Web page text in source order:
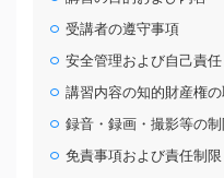
受講者の遵守事項
安全管理および自己責任
講習内容の知的財産権
録音・録画・撮影等の制
免責事項および責任制限